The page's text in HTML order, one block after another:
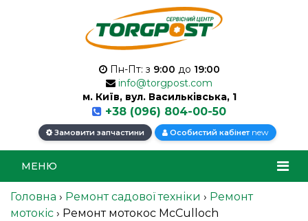
Пн-Пт: з 9:00 до 19:00
info@torgpost.com
м. Київ, вул. Васильківська, 1
+38 (096) 804-00-50
Замовити запчастини Особистий кабінет new
МЕНЮ
Головна › Ремонт садової техніки › Ремонт
мотокіс › Ремонт мотокос McCulloch